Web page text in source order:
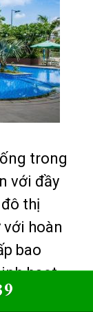
trong
với đầy
thị
hoàn
bao
hoạt
trung